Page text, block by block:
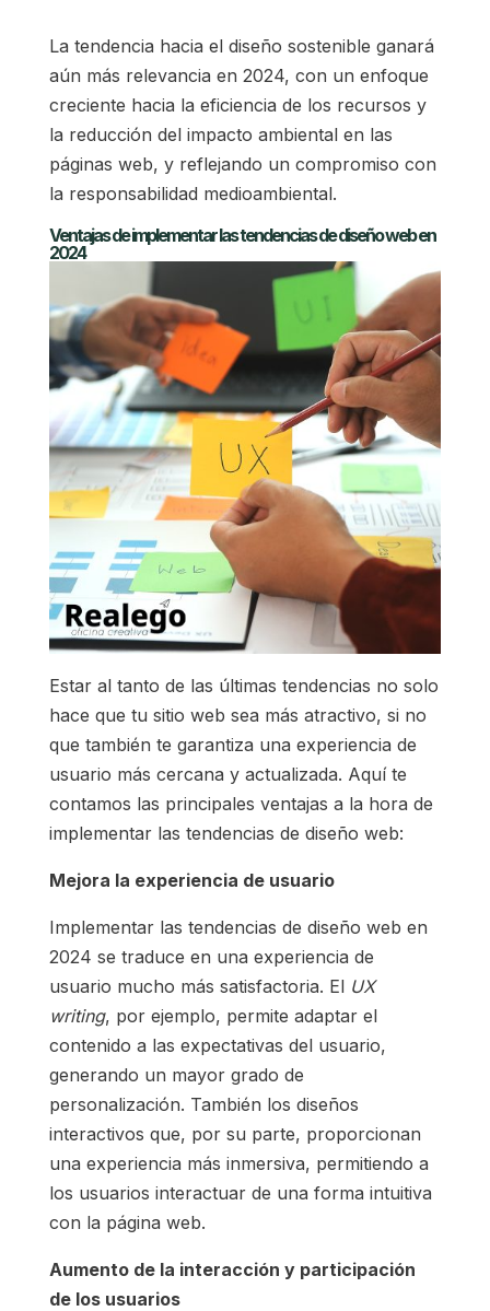
La tendencia hacia el diseño sostenible ganará
aún más relevancia en 2024, con un enfoque
creciente hacia la eficiencia de los recursos y
la reducción del impacto ambiental en las
páginas web, y reflejando un compromiso con
la responsabilidad medioambiental.
Ventajas de implementar las tendencias de diseño web en
2024
Estar al tanto de las últimas tendencias no solo
hace que tu sitio web sea más atractivo, si no
que también te garantiza una experiencia de
usuario más cercana y actualizada. Aquí te
contamos las principales ventajas a la hora de
implementar las tendencias de diseño web:
Mejora la experiencia de usuario
Implementar las tendencias de diseño web en
2024 se traduce en una experiencia de
usuario mucho más satisfactoria. El UX
writing, por ejemplo, permite adaptar el
contenido a las expectativas del usuario,
generando un mayor grado de
personalización. También los diseños
interactivos que, por su parte, proporcionan
una experiencia más inmersiva, permitiendo a
los usuarios interactuar de una forma intuitiva
con la página web.
Aumento de la interacción y participación
de los usuarios